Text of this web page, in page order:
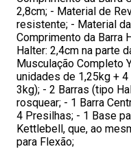
2,8cm; - Material de
resistente; - Material
Comprimento da Barra
Halter: 2,4cm na parte
Musculação Completo
unidades de 1,25kg +
3kg); - 2 Barras (tipo
rosquear; - 1 Barra
4 Presilhas; - 1 Base
Kettlebell, que, ao
para Flexão;